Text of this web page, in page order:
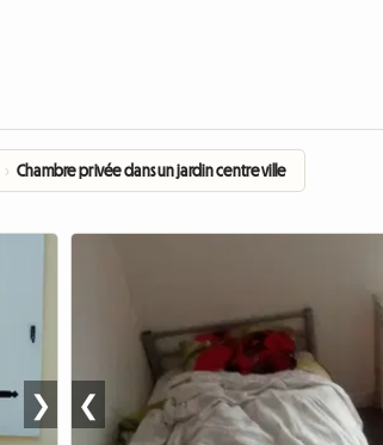
› Chambre privée dans un jardin centre ville
❯ ❮